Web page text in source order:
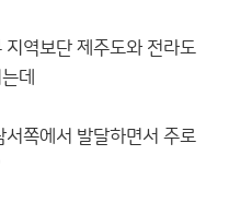
역보단 제주도와 전라도
데
쪽에서 발달하면서 주로